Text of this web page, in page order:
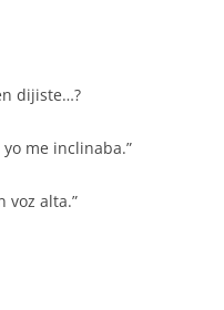
dijiste…?
me inclinaba.”
voz alta.”